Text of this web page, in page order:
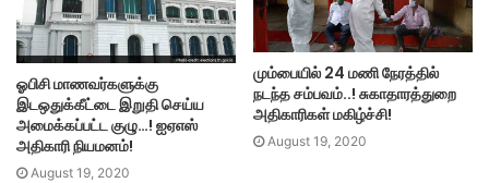
ஓபிசி மாணவர்களுக்கு
இடஒதுக்கீட்டை இறுதி செய்ய
அமைக்கப்பட்ட குழு…! ஐஏஎஸ்
அதிகாரி நியமனம்!
August 19, 2020
மும்பையில் 24 மணி நேரத்தில்
நடந்த சம்பவம்..! சுகாதாரத்துறை
அதிகாரிகள் மகிழ்ச்சி!
August 19, 2020